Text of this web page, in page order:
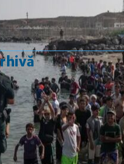
Rezultat:
septembrie 2017
L Ma Mi J V
1
4
5 6 7 8